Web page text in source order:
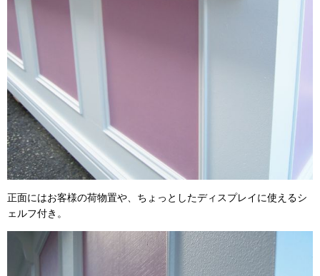
正面にはお客様の荷物置や、ちょっとしたディスプレイに使えるシ
ェルフ付き。